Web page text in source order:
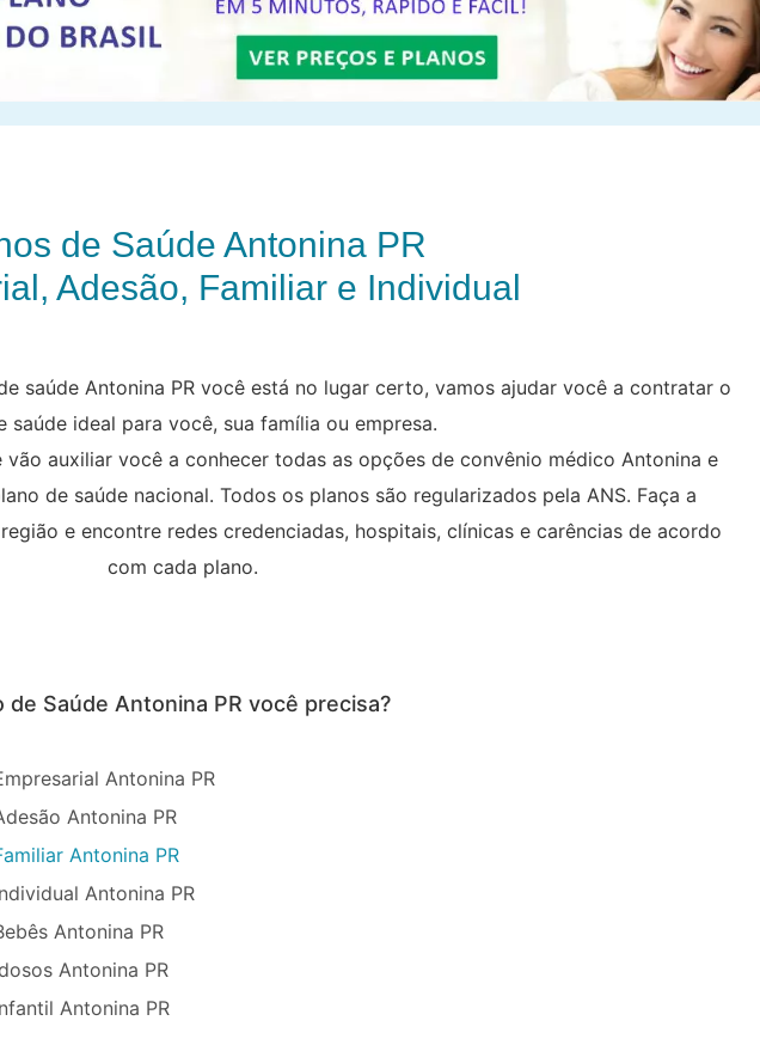
de Saúde Antonina PR
Adesão, Familiar e Individual
saúde Antonina PR você está no lugar certo, vamos ajudar você a contratar o
saúde ideal para você, sua família ou empresa.
auxiliar você a conhecer todas as opções de convênio médico Antonina e
de saúde nacional. Todos os planos são regularizados pela ANS. Faça a
e encontre redes credenciadas, hospitais, clínicas e carências de acordo
com cada plano.
de Saúde Antonina PR você precisa?
Antonina PR
Antonina PR
Antonina PR
Antonina PR
Antonina PR
Antonina PR
Antonina PR